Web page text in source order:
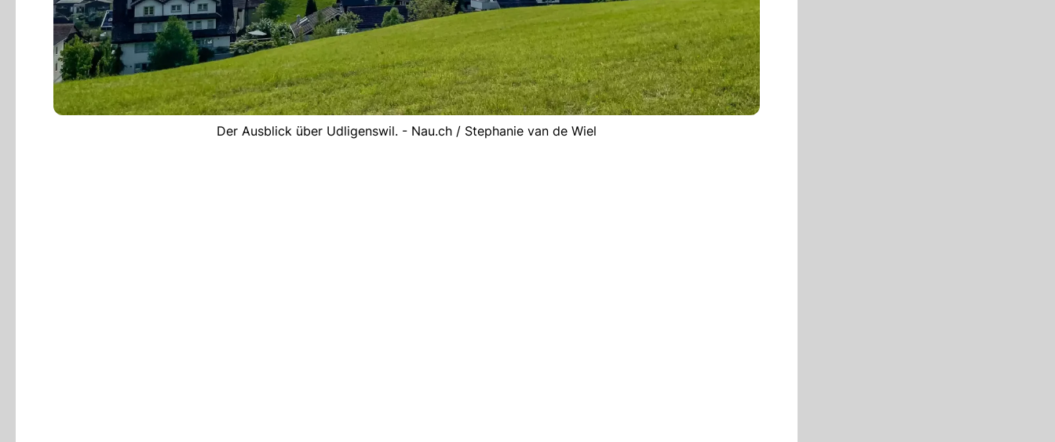
Der Ausblick über Udligenswil. - Nau.ch / Stephanie van de Wiel